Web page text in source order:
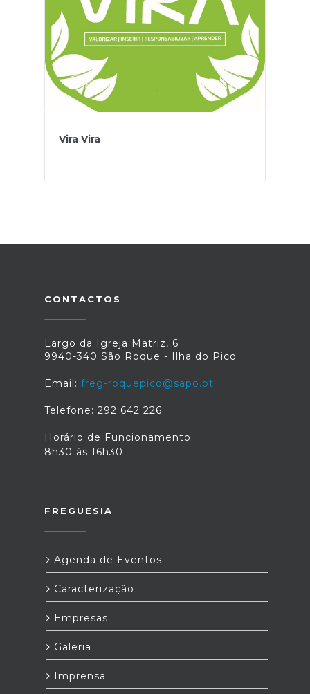
Vira Vira
CONTACTOS
Largo da Igreja Matriz, 6
9940-340 São Roque - Ilha do Pico
Email: freg-roquepico@sapo.pt
Telefone: 292 642 226
Horário de Funcionamento:
8h30 às 16h30
FREGUESIA
Agenda de Eventos
Caracterização
Empresas
Galeria
Imprensa